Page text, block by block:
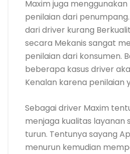
Maxim juga
penilaian dari
dari driver kurang
secara Mekanis sangat
penilaian dari konsumen.
beberapa kasus driver
Kenalan karena penilaian
Sebagai driver Maxim
menjaga kualitas layanan
turun. Tentunya sayang
menurun kemudian